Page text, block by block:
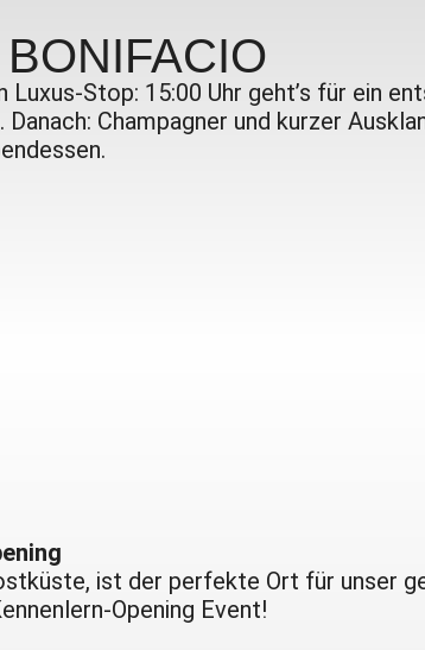
Luxus-Stop: 15:00 Uhr geht’s für ein
Champagner und kurzer
ist der perfekte Ort für unser
Opening Event!